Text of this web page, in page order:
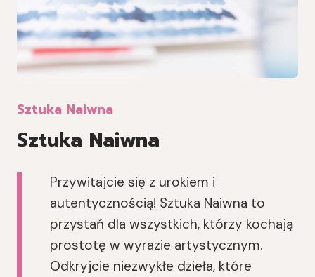
Sztuka Naiwna
Sztuka Naiwna
Przywitajcie się z urokiem i
autentycznością! Sztuka Naiwna to
przystań dla wszystkich, którzy kochają
prostotę w wyrazie artystycznym.
Odkryjcie niezwykłe dzieła, które